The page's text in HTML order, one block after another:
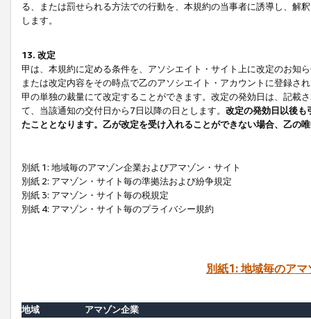
る、または罰せられる方法での行動を、本規約の当事者に誘導し、解
します。
13. 改定
甲は、本規約に定める条件を、アソシエイト・サイト上に改定のお知
または改定内容をその時点で乙のアソシエイト・アカウントに登録さ
甲の単独の裁量にて改定することができます。改定の発効日は、記載
て、当該通知の交付日から7日以降の日とします。 改定の発効日以後も
たこととなります。乙が改定を受け入れることができない場合、乙の
別紙 1: 地域毎のアマゾン企業およびアマゾン・サイト
別紙 2: アマゾン・サイト毎の準拠法および紛争規定
別紙 3: アマゾン・サイト毎の税規定
別紙 4: アマゾン・サイト毎のプライバシー規約
別紙1: 地域毎のア
地域
アマゾン企業